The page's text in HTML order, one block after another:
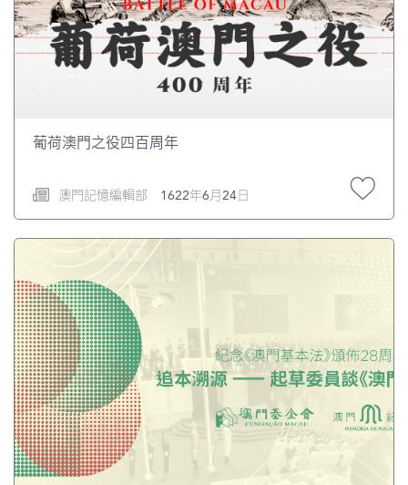
葡荷澳門之役四百周年
澳門記憶編輯部 1622年6月24日